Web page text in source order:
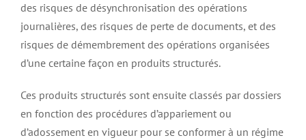
des risques de désynchronisation des opérations
journalières, des risques de perte de documents, et des
risques de démembrement des opérations organisées
d’une certaine façon en produits structurés.
Ces produits structurés sont ensuite classés par dossiers
en fonction des procédures d’appariement ou
d’adossement en vigueur pour se conformer à un régime